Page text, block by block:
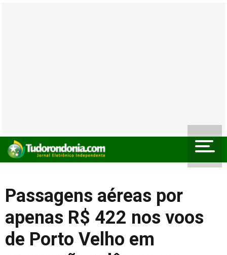
Passagens aéreas por
apenas R$ 422 nos voos
de Porto Velho em